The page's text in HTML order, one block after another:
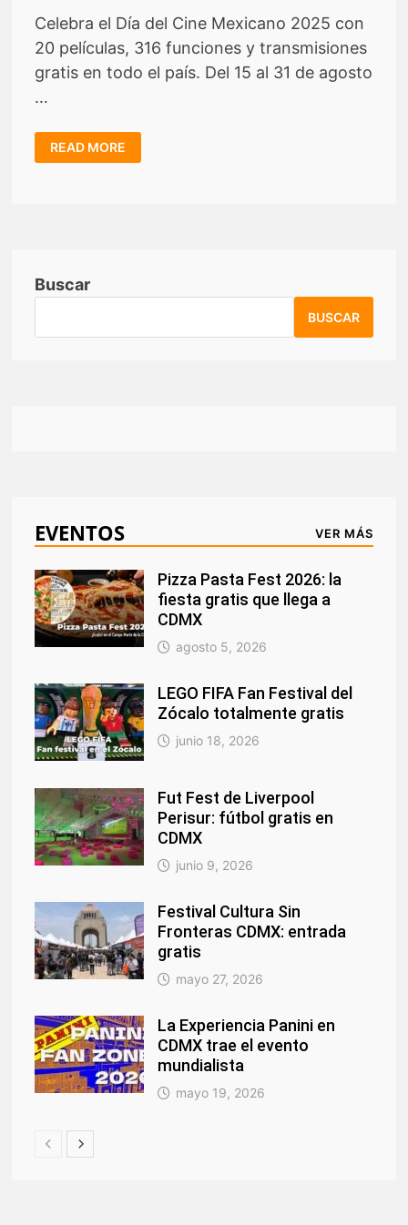
Celebra el Día del Cine Mexicano 2025 con
20 películas, 316 funciones y transmisiones
gratis en todo el país. Del 15 al 31 de agosto
…
¡VIVE
GRATIS
EL
READ MORE
Buscar
BUSCAR
EVENTOS VER MÁS
Pizza Pasta Fest 2026: la
fiesta gratis que llega a
CDMX
agosto 5, 2026
LEGO FIFA Fan Festival del
Zócalo totalmente gratis
junio 18, 2026
Fut Fest de Liverpool
Perisur: fútbol gratis en
CDMX
junio 9, 2026
Festival Cultura Sin
Fronteras CDMX: entrada
gratis
mayo 27, 2026
La Experiencia Panini en
CDMX trae el evento
mundialista
mayo 19, 2026